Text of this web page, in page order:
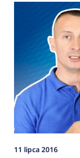
11 lipca 2016